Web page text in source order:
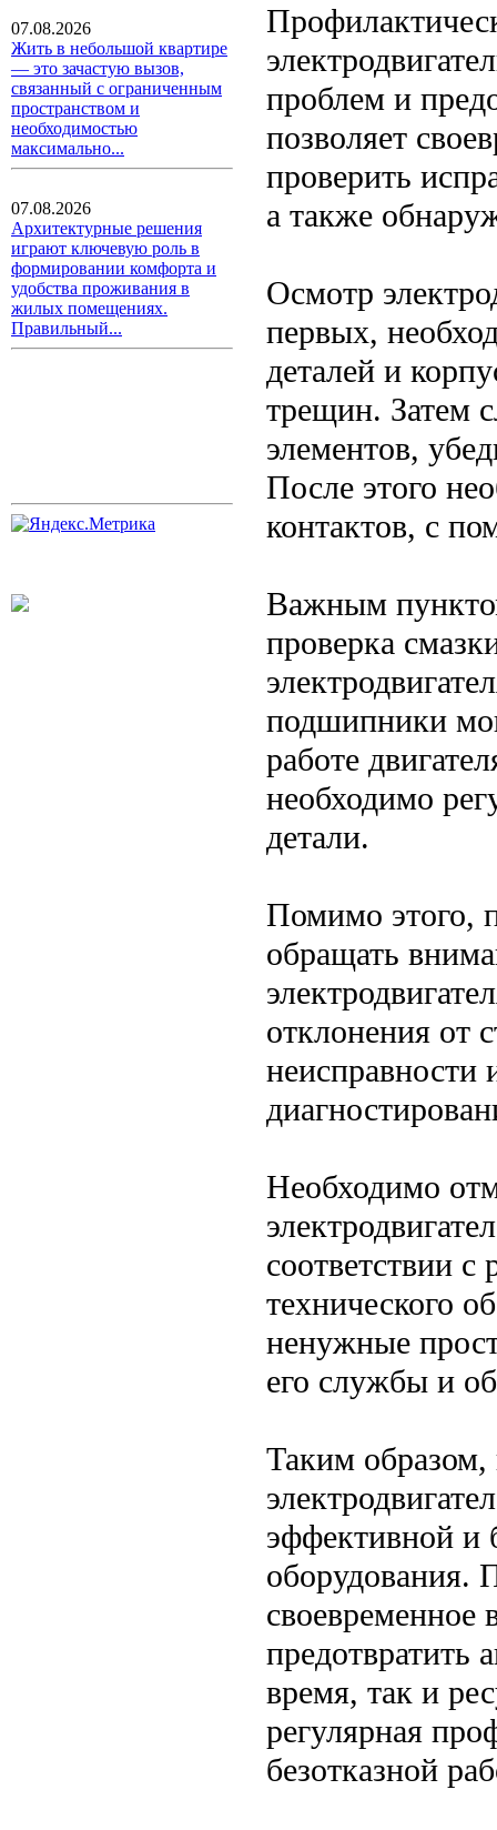
07.08.2026
Жить в небольшой квартире
— это зачастую вызов,
связанный с ограниченным
пространством и
необходимостью
максимально...
07.08.2026
Архитектурные решения
играют ключевую роль в
формировании комфорта и
удобства проживания в
жилых помещениях.
Правильный...
проблем и
позволяет
проверить
а также
Осмотр
первых,
деталей и
трещин. Затем
элементов,
После этого
контактов, с
Важным
проверка
подшипники
работе
необходимо
детали.
Помимо этого,
обращать
отклонения от
неисправности
Необходимо
соответствии
технического
ненужные
его службы и
Таким
эффективной и
оборудования.
предотвратить
время, так и
регулярная
безотказной